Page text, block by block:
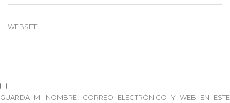
WEBSITE
GUARDA MI NOMBRE, CORREO ELECTRÓNICO Y WEB EN ESTE